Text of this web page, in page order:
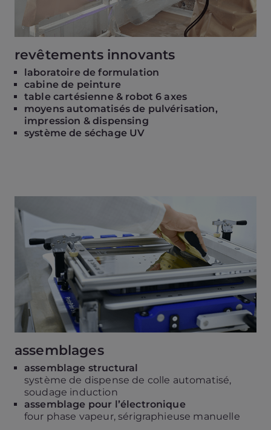
revêtements innovants
laboratoire de formulation
cabine de peinture
table cartésienne & robot 6 axes
moyens automatisés de pulvérisation,
impression & dispensing
système de séchage UV
assemblages
assemblage structural
système de dispense de colle automatisé,
soudage induction
assemblage pour l’électronique
four phase vapeur, sérigraphieuse manuelle